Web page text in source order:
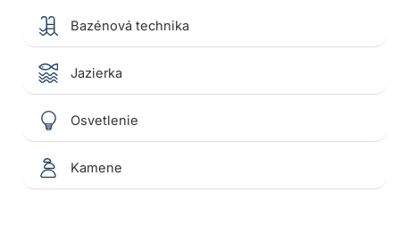
Bazénová technika
Jazierka
Osvetlenie
Kamene